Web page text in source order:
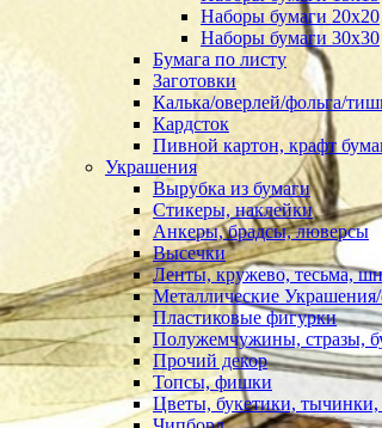
Наборы бумаги 20х20
Наборы бумаги 30х30
Бумага по листу
Заготовки
Калька/оверлей/фольга/
Кардсток
Пивной картон, крафт
Украшения
Вырубка из бумаги
Стикеры, наклейки
Анкеры, брадсы, люверсы
Высечки
Ленты, кружево, тесьма,
Металлические
Пластиковые фигурки
Полужемчужины, стразы,
Прочий декор
Топсы, фишки
Цветы, букетики, тычинки,